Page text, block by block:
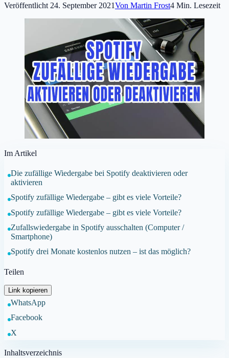
Veröffentlicht 24. September 2021Von Martin Frost4 Min. Lesezeit
Im Artikel
Die zufällige Wiedergabe bei Spotify deaktivieren oder
aktivieren
Spotify zufällige Wiedergabe – gibt es viele Vorteile?
Spotify zufällige Wiedergabe – gibt es viele Vorteile?
Zufallswiedergabe in Spotify ausschalten (Computer /
Smartphone)
Spotify drei Monate kostenlos nutzen – ist das möglich?
Teilen
Link kopieren
WhatsApp
Facebook
X
Inhaltsverzeichnis